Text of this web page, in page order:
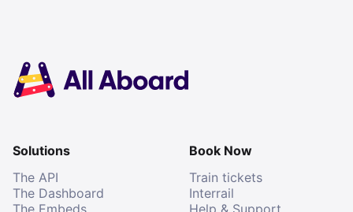
Solutions
The API
The Dashboard
Book Now
Train tickets
Interrail